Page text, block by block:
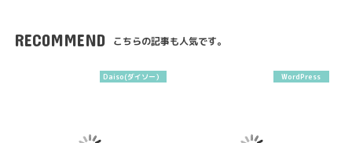
RECOMMEND こちらの記事も人気です。
Daiso(ダイソー） WordPress